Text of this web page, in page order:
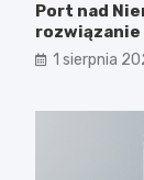
Port nad
1 sierpnia